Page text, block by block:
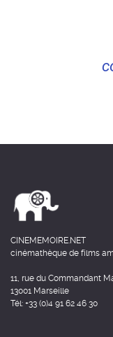
CINEMEMOIRE.NET
cinémathèque de films
11, rue du Commandant
13001 Marseille
Tél: +33 (0)4 91 62 46 30